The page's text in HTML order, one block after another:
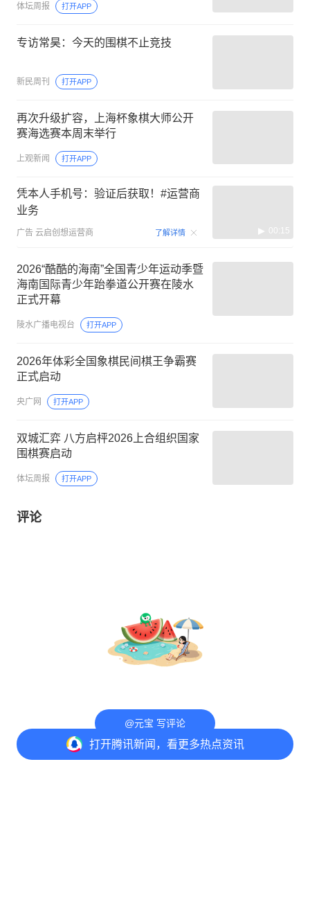
打开腾讯新闻，看更多热点资讯
体坛周报 打开APP
专访常昊：今天的围棋不止竞技
新民周刊 打开APP
再次升级扩容，上海杯象棋大师公开
赛海选赛本周末举行
上观新闻 打开APP
凭本人手机号：验证后获取！#运营商
业务
广告 云启创想运营商 了解详情 00:15
2026“酷酷的海南”全国青少年运动季暨
海南国际青少年跆拳道公开赛在陵水
正式开幕
陵水广播电视台 打开APP
2026年体彩全国象棋民间棋王争霸赛
正式启动
央广网 打开APP
双城汇弈 八方启枰2026上合组织国家
围棋赛启动
体坛周报 打开APP
评论
@元宝 写评论